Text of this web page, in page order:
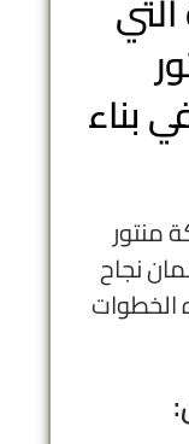
بناء
منتور
نجاح
الخطوات